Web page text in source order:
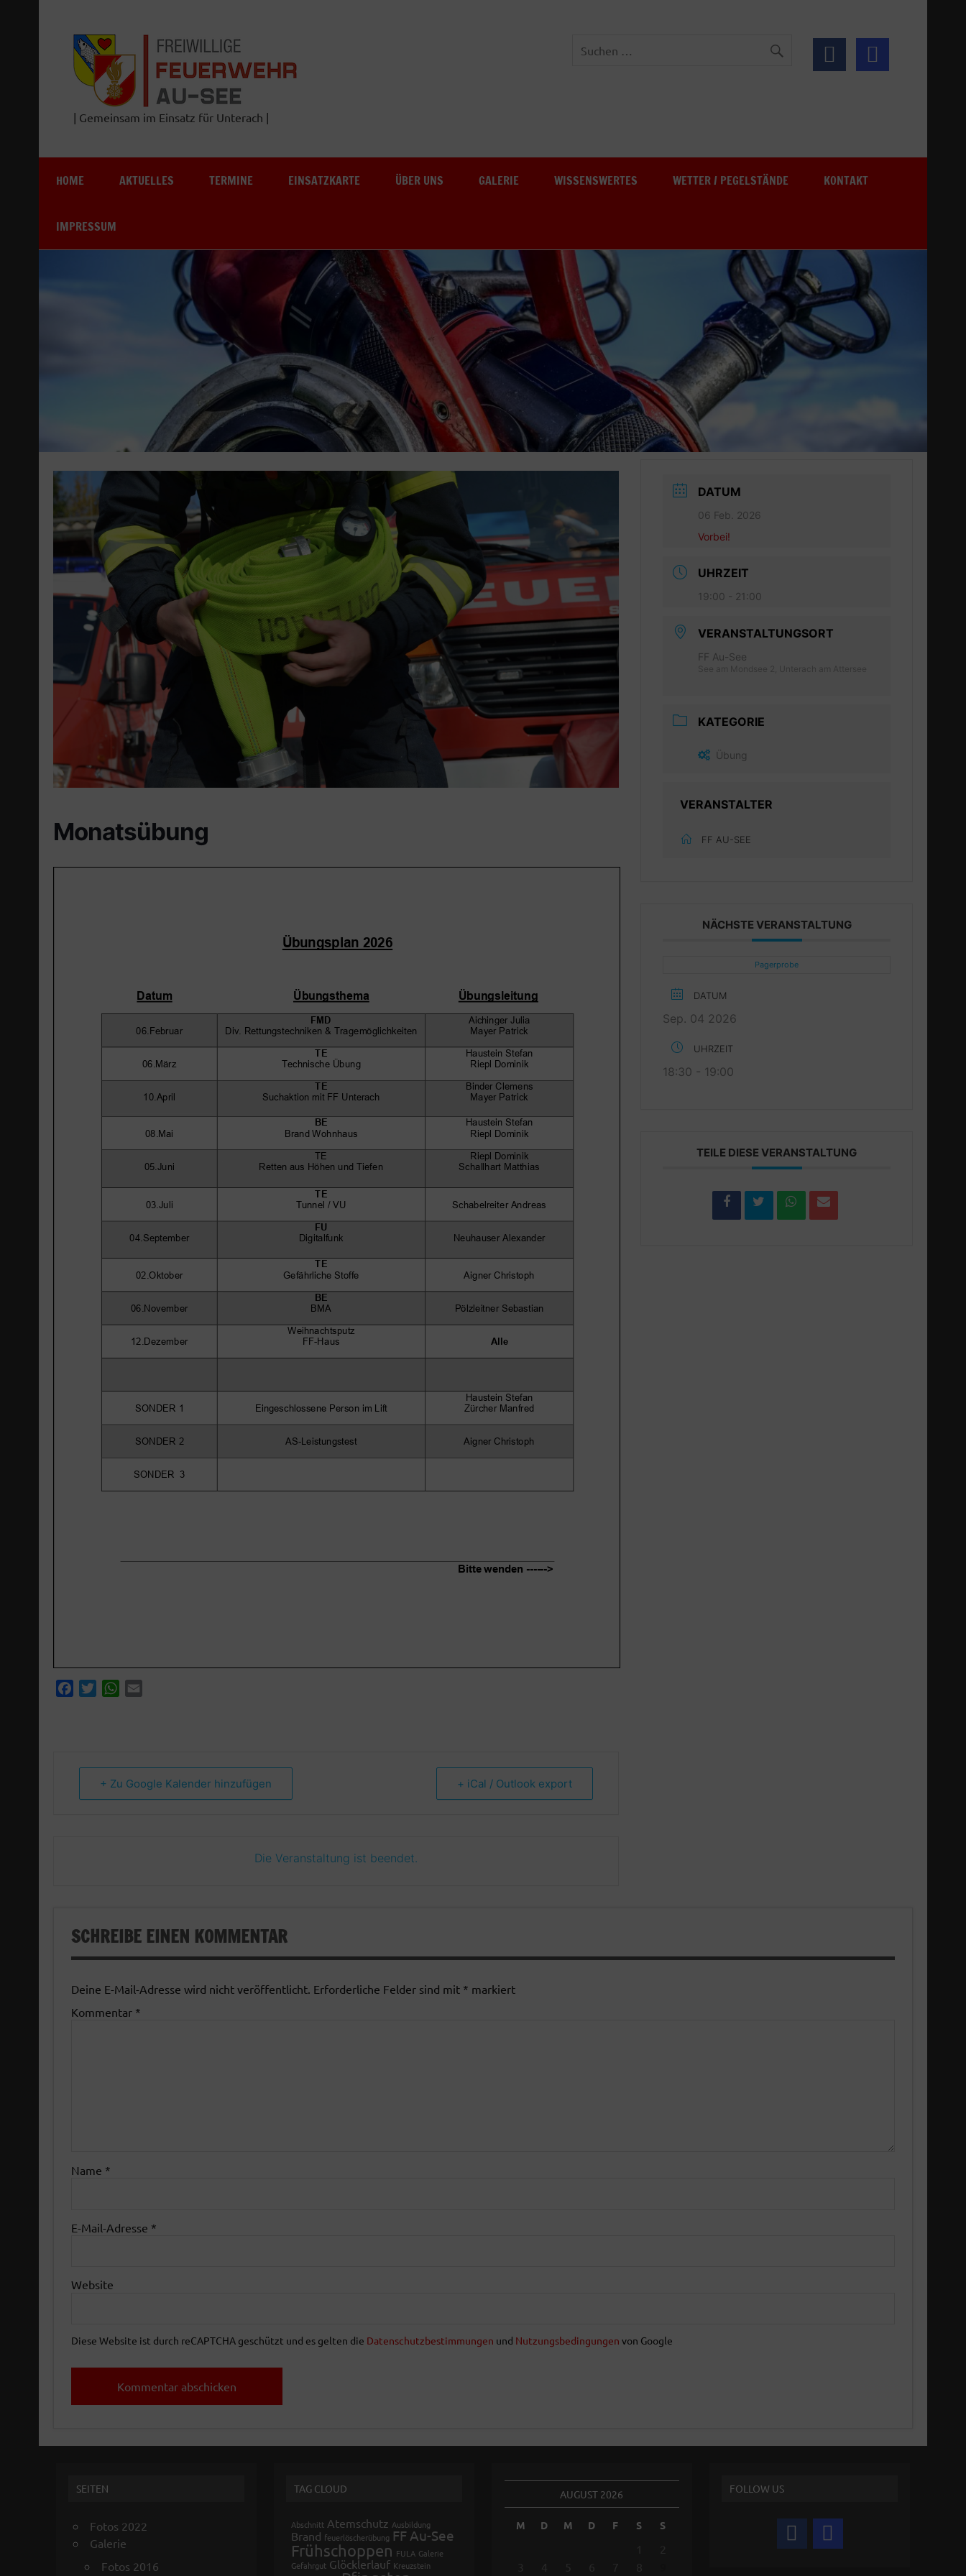
Freiwillige Feuerwehr Au-See
| Gemeinsam im Einsatz für Unterach |
HOME AKTUELLES TERMINE EINSATZKARTE ÜBER UNS GALERIE WISSENSWERTES WETTER / PEGELSTÄNDE KONTAKT
IMPRESSUM
Monatsübung
FacebookTwitterWhatsApp
+ Zu Google Kalender hinzufügen + iCal / Outlook export
Die Veranstaltung ist beendet.
DATUM
06 Feb. 2026
Vorbei!
UHRZEIT
19:00 - 21:00
VERANSTALTUNGSORT
FF Au-See
KATEGORIE
Übung
VERANSTALTER
FF AU-SEE
NÄCHSTE VERANSTALTUNG
Pagerprobe
DATUM
Sep. 04 2026
UHRZEIT
18:30 - 19:00
TEILE DIESE VERANSTALTUNG
SCHREIBE EINEN KOMMENTAR
Deine E-Mail-Adresse wird nicht veröffentlicht. Erforderliche Felder sind mit * markiert
Kommentar *
Name *
E-Mail-Adresse *
Website
Diese Website ist durch reCAPTCHA geschützt und es gelten die Datenschutzbestimmungen und Nutzungsbedingungen von Google
SEITEN
Fotos 2022
Galerie
Fotos 2016
TAG CLOUD
Abschnitt Atemschutz Ausbildung
Brand feuerlöscherübung FF Au-See
Frühschoppen FULA Galerie
Gefahrgut Glöcklerlauf Kreuzstein
AUGUST 2026
M D M D F S S
FOLLOW US